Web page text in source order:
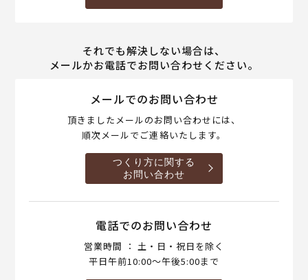
それでも解決しない場合は、
メールかお電話でお問い合わせください。
メールでのお問い合わせ
頂きましたメールのお問い合わせには、
順次メールでご連絡いたします。
つくり方に関する
お問い合わせ
電話でのお問い合わせ
営業時間 ： 土・日・祝日を除く
平日午前10:00～午後5:00まで